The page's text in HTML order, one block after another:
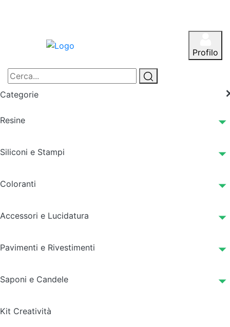
Profilo
Categorie
Resine
Siliconi e Stampi
Coloranti
Accessori e Lucidatura
Pavimenti e Rivestimenti
Saponi e Candele
Kit Creatività